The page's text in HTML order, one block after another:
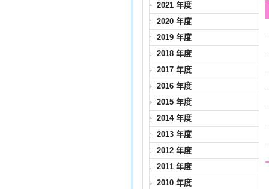
2021 年度
2020 年度
2019 年度
2018 年度
2017 年度
2016 年度
2015 年度
2014 年度
2013 年度
2012 年度
2011 年度
2010 年度